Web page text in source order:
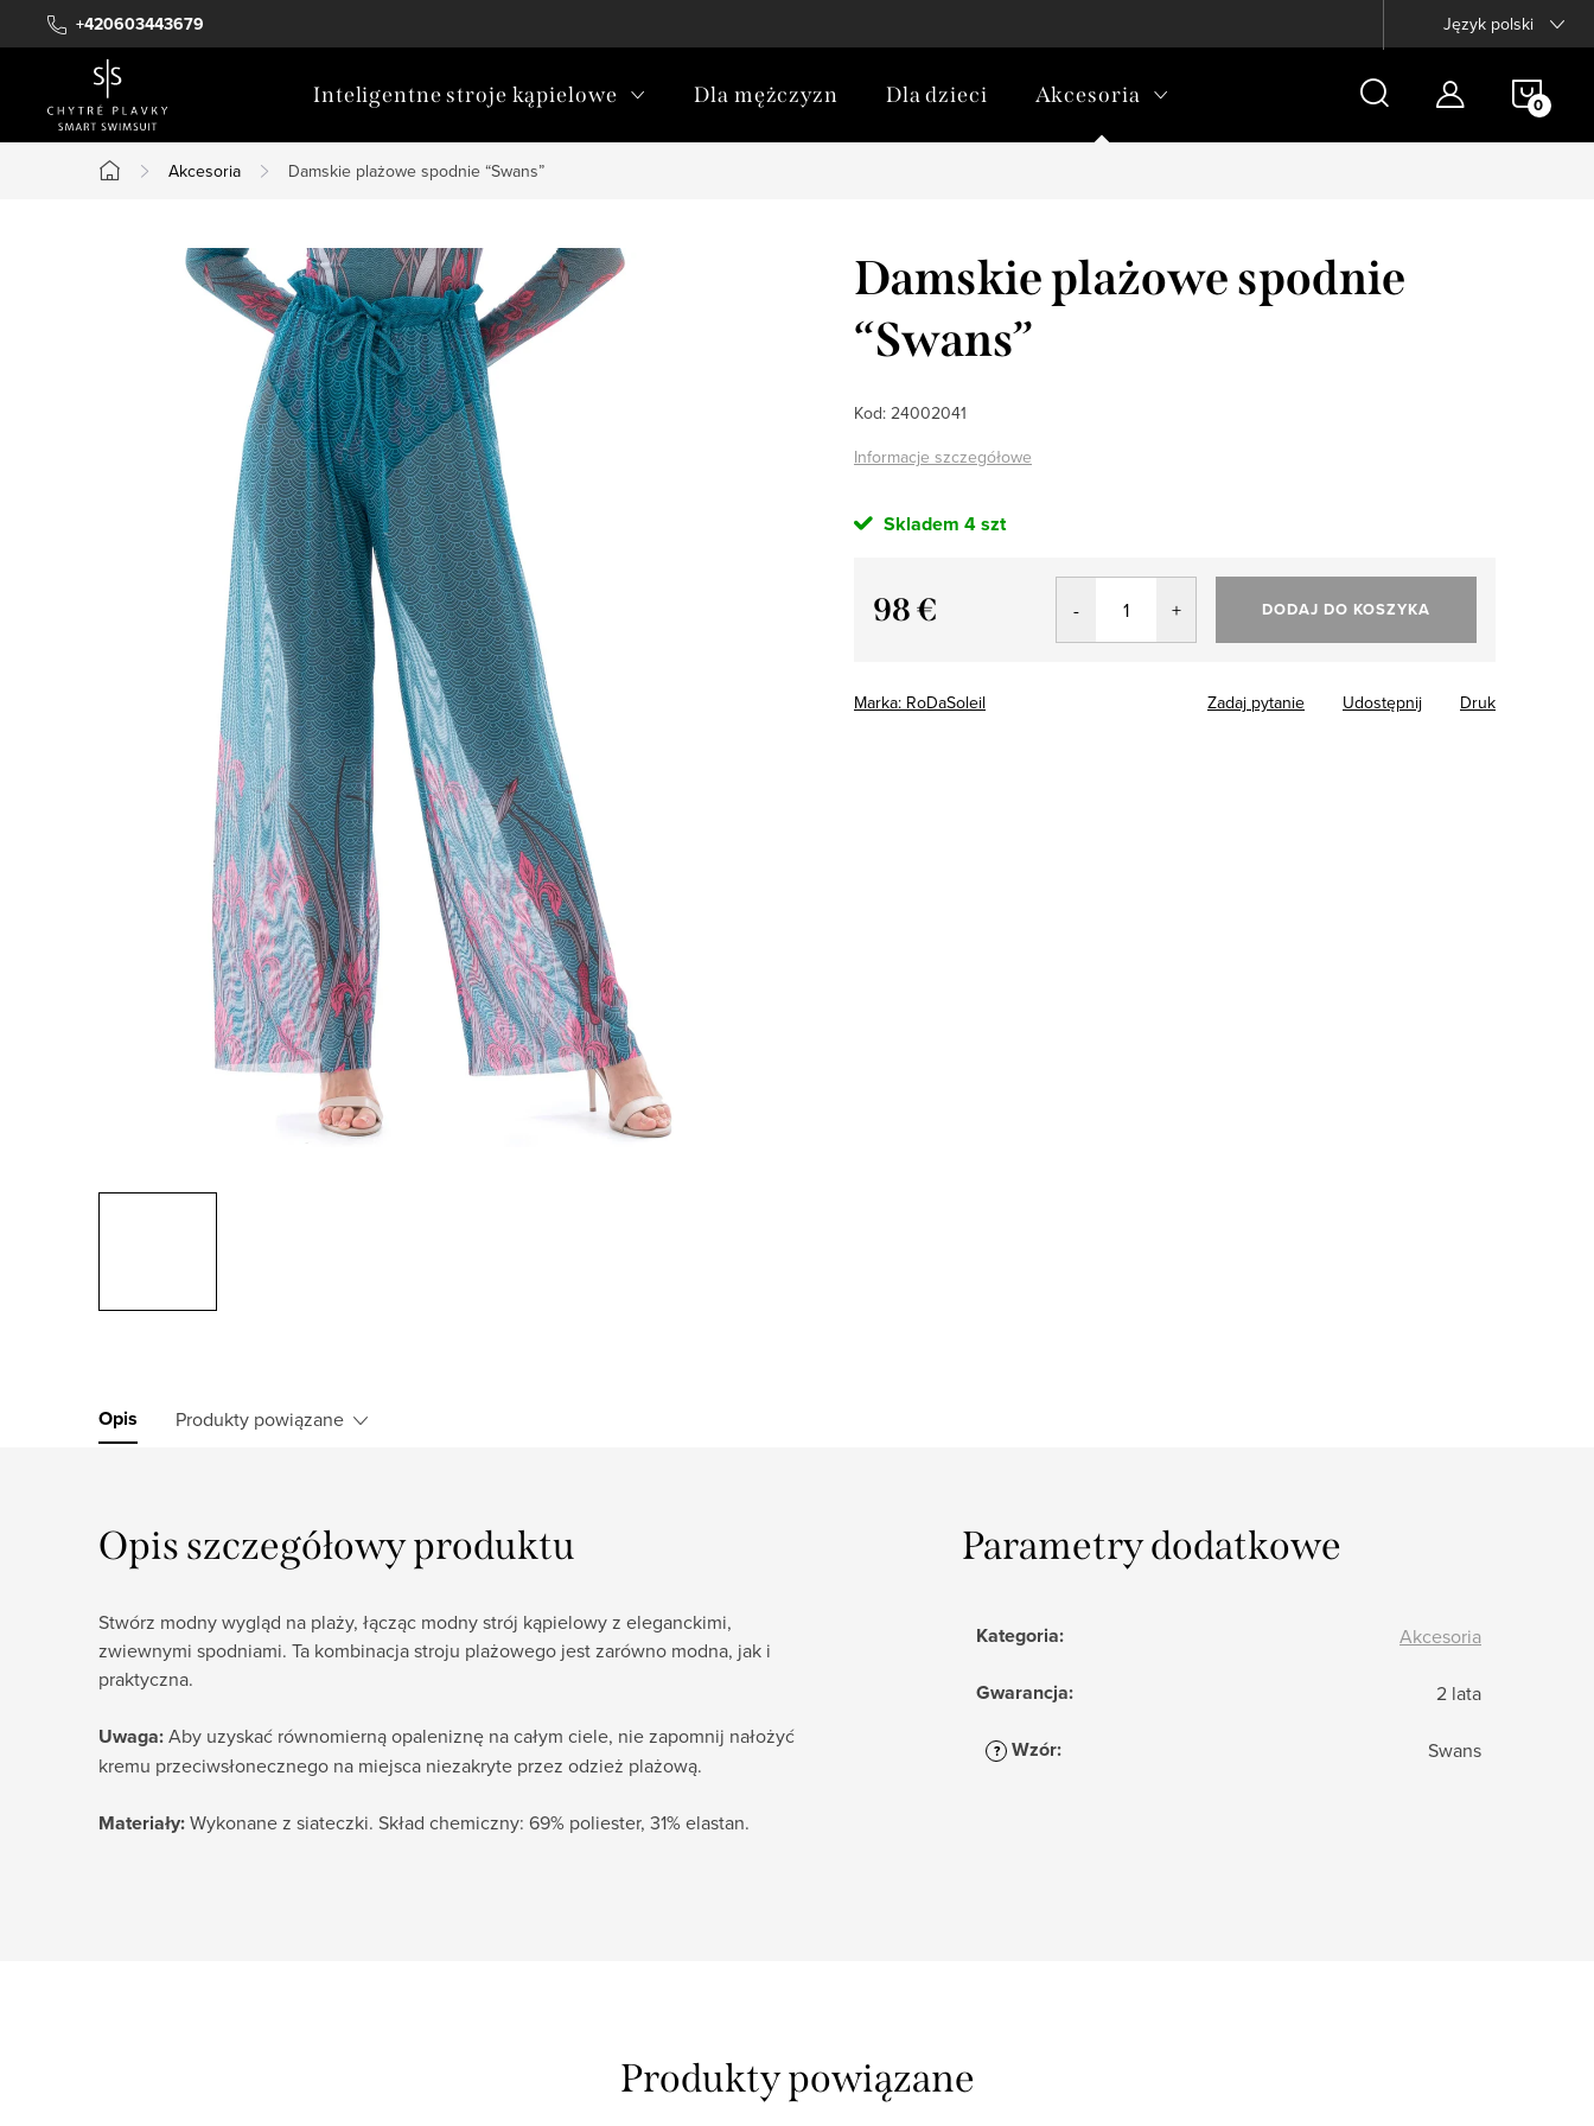
Przejść
do
+420603443679 Język polski
Inteligentne stroje kąpielowe Dla mężczyzn Dla dzieci Akcesoria
Home
Akcesoria Damskie plażowe spodnie “Swans”
Damskie plażowe spodnie
“Swans”
Kod: 24002041
Informacje szczegółowe
Skladem 4 szt
98 € DODAJ DO KOSZYKA
Marka: RoDaSoleil Druk
Zadaj pytanie Udostępnij
Opis Produkty powiązane
Opis szczegółowy produktu
Stwórz modny wygląd na plaży, łącząc modny strój kąpielowy z eleganckimi,
zwiewnymi spodniami. Ta kombinacja stroju plażowego jest zarówno modna, jak i
praktyczna.
Uwaga:Aby uzyskać równomierną opaleniznę na całym ciele, nie zapomnij nałożyć
kremu przeciwsłonecznego na miejsca niezakryte przez odzież plażową.
Materiały:Wykonane z siateczki. Skład chemiczny: 69% poliester, 31% elastan.
Parametry dodatkowe
Kategoria: Akcesoria
Gwarancja: 2 lata
? Wzór: Swans
Produkty powiązane